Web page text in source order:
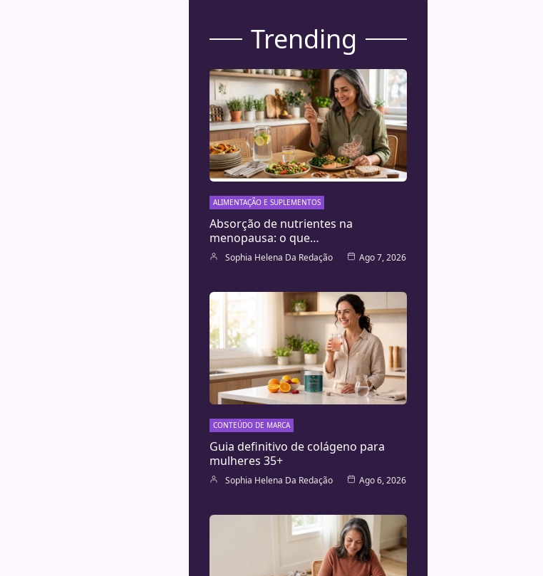
Trending
ALIMENTAÇÃO E SUPLEMENTOS
Absorção de nutrientes na
menopausa: o que…
Sophia Helena Da Redação Ago 7, 2026
CONTEÚDO DE MARCA
Guia definitivo de colágeno para
mulheres 35+
Sophia Helena Da Redação Ago 6, 2026